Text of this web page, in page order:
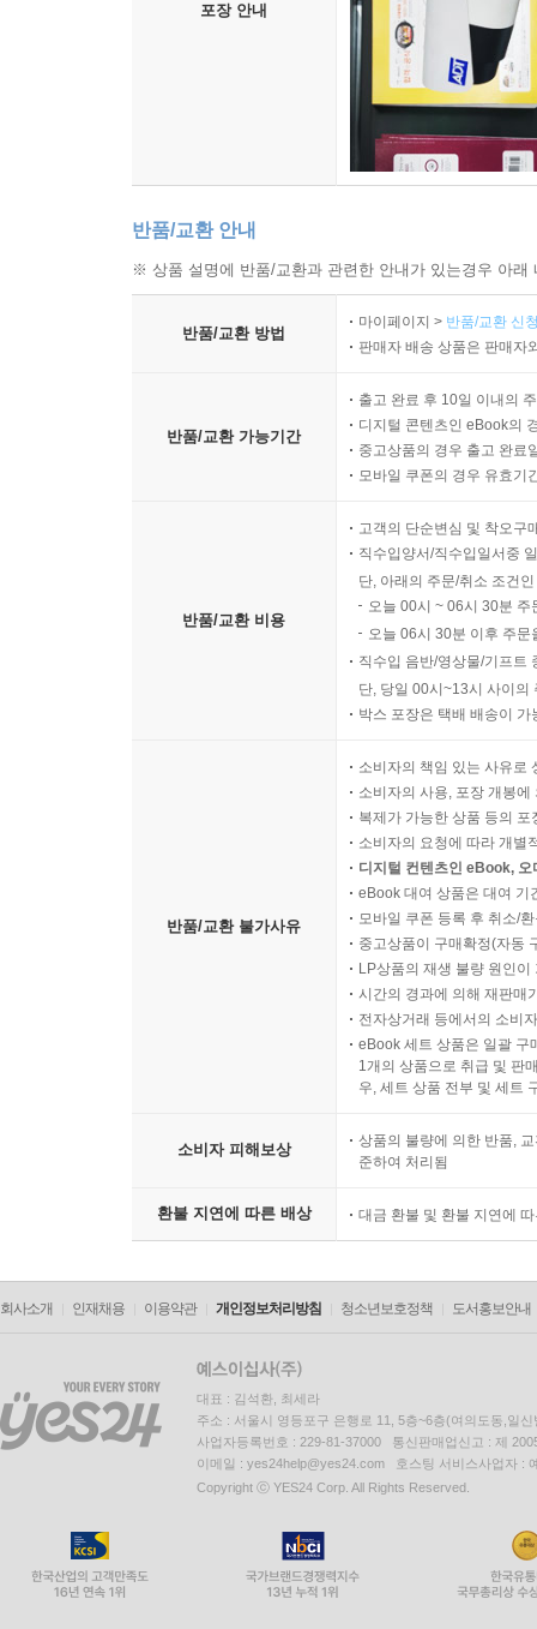
포장 안내
반품/교환 안내
※ 상품 설명에 반품/교환과 관련한 안내가 있는경우 아
반품/교환 방법
마이페이지 > 반품/교환 신
판매자 배송 상품은 판매자
반품/교환 가능기간
출고 완료 후 10일 이내의
디지털 콘텐츠인 eBook의
중고상품의 경우 출고 완료
모바일 쿠폰의 경우 유효기
반품/교환 비용
고객의 단순변심 및 착오구
직수입양서/직수입일서중
단, 아래의 주문/취소 조건
오늘 00시 ~ 06시 30분
오늘 06시 30분 이후 주
직수입 음반/영상물/기프트
단, 당일 00시~13시 사이의
박스 포장은 택배 배송이
반품/교환 불가사유
소비자의 책임 있는 사유로
소비자의 사용, 포장 개봉
복제가 가능한 상품 등의
소비자의 요청에 따라 개별
디지털 컨텐츠인 eBook,
eBook 대여 상품은 대여 기
모바일 쿠폰 등록 후 취소/
중고상품이 구매확정(자동
LP상품의 재생 불량 원인
시간의 경과에 의해 재판매
전자상거래 등에서의 소비
eBook 세트 상품은 일괄 구
1개의 상품으로 취급 및 판
우, 세트 상품 전부 및 세트
소비자 피해보상
상품의 불량에 의한 반품,
준하여 처리됨
환불 지연에 따른 배상 대금 환불 및 환불 지연에
회사소개 인재채용 이용약관 개인정보처리방침 청소년보호정책 도서홍보안내
대표 : 김석환, 최세라
주소 : 서울시 영등포구 은행로 11, 5층~6층(여의도동,일신
사업자등록번호 : 229-81-37000 통신판매업신고 : 제
이메일 : yes24help@yes24.com 호스팅 서비스사업자 :
Copyright ⓒ YES24 Corp. All Rights Reserved.